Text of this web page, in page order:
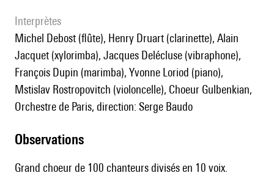
interprètes
Michel Debost (flûte), Henry Druart (clarinette), Alain
Jacquet (xylorimba), Jacques Delécluse (vibraphone),
François Dupin (marimba), Yvonne Loriod (piano),
Mstislav Rostropovitch (violoncelle), Choeur Gulbenkian,
Orchestre de Paris, direction: Serge Baudo
observations
Grand choeur de 100 chanteurs divisés en 10 voix.